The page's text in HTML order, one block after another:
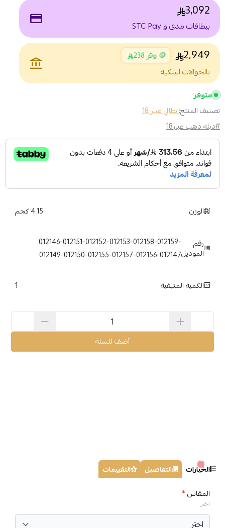
3,092
ببطاقات مدى و STC Pay payment
2,949 🪙 وفر 238
بالحوالات البنكية
account_balance
متوفر
تصنيف المنتج:ايطالي عيار 18
#دبله ذهب عيار18
الوزن 4.15 كجم
رقم
الموديل
012146-012151-012152-012153-012158-012159-
012149-012150-012155-012157-012156-012147
الكمية المتبقية 1
أضف للسلة
الخيارات التفاصيل
التقييمات
المقاس*
اختر